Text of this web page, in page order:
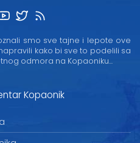
smo sve tajne i lepote ove
kako bi sve to podelili sa
odmora na Kopaoniku...
Kopaonik